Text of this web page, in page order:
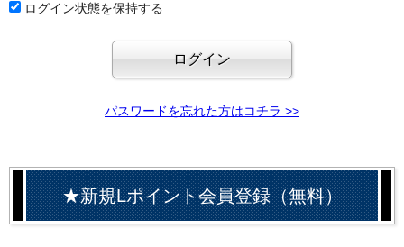
ログイン状態を保持する
パスワードを忘れた方はコチラ >>
★新規Lポイント会員登録（無料）